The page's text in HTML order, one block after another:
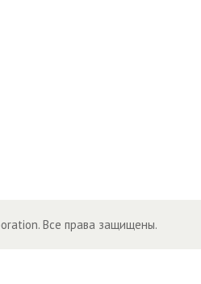
Все права защищены.